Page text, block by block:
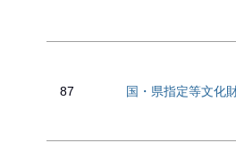
87 国・県指定等文化